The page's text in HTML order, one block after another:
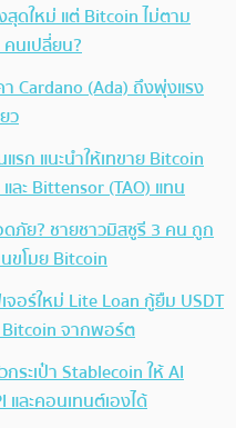
สุดใหม่ แต่ Bitcoin ไม่ตาม
นเปลี่ยน?
Cardano (Ada) ถึงพุ่งแรง
ว
รก แนะนำให้เทขาย Bitcoin
ละ Bittensor (TAO) แทน
ดภัย? ชายชาวมิสซูรี 3 คน ถูก
ขโมย Bitcoin
จอร์ใหม่ Lite Loan กู้ยืม USDT
Bitcoin จากพอร์ต
ระเป๋า Stablecoin ให้ AI
และคอนเทนต์เองได้